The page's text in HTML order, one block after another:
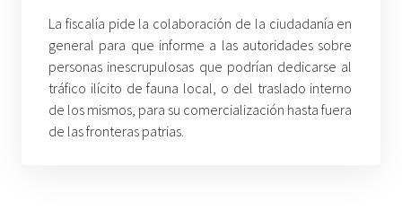
La fiscalía pide la colaboración de la ciudadanía en
general para que informe a las autoridades sobre
personas inescrupulosas que podrían dedicarse al
tráfico ilícito de fauna local, o del traslado interno
de los mismos, para su comercialización hasta fuera
de las fronteras patrias.